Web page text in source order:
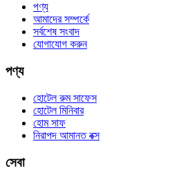
পণ্য
আমাদের সম্পর্কে
সর্বশেষ সংবাদ
যোগাযোগ করুন
পণ্য
হোটেল রুম সাফেস
হোটেল মিনিবার
হোম সাফ
নিরাপদ আমানত বক্স
সেবা